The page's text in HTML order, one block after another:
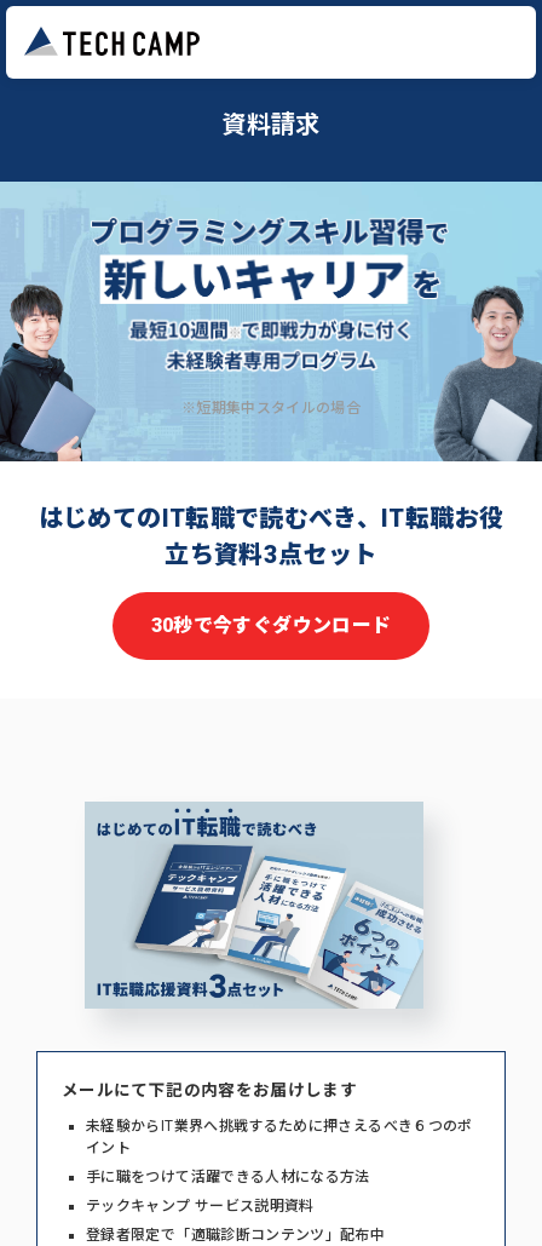
資料請求
※短期集中スタイルの場合
はじめてのIT転職で読むべき、IT転職お役
立ち資料3点セット
30秒で今すぐダウンロード
メールにて下記の内容をお届けします
未経験からIT業界へ挑戦するために押さえるべき６つのポ
イント
手に職をつけて活躍できる人材になる方法
テックキャンプ サービス説明資料
登録者限定で「適職診断コンテンツ」配布中